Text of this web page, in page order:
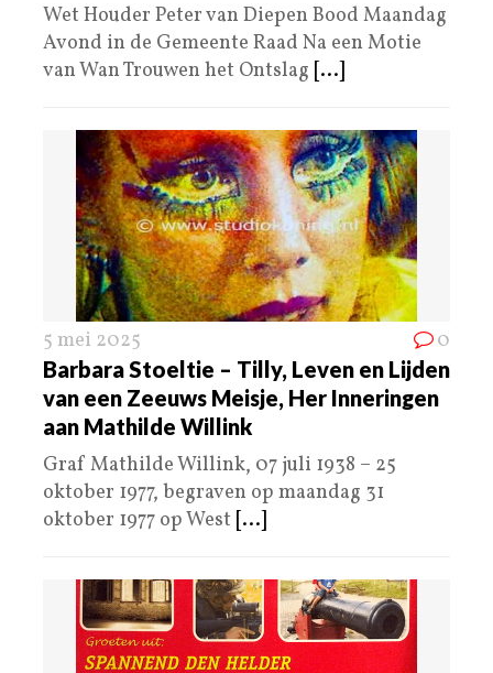
Wet Houder Peter van Diepen Bood Maandag
Avond in de Gemeente Raad Na een Motie
van Wan Trouwen het Ontslag [...]
5 mei 2025 0
Barbara Stoeltie – Tilly, Leven en Lijden
van een Zeeuws Meisje, Her Inneringen
aan Mathilde Willink
Graf Mathilde Willink, 07 juli 1938 – 25
oktober 1977, begraven op maandag 31
oktober 1977 op West [...]